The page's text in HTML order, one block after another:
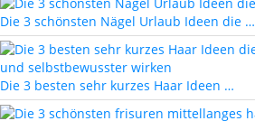
Die 3 schönsten Nägel Urlaub Ideen die …
Die 3 besten sehr kurzes Haar Ideen …